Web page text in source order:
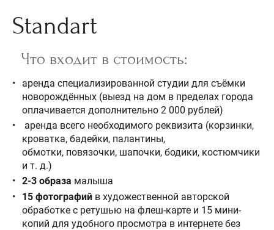
Standart
Что входит в стоимость:
аренда специализированной студии для съёмки
новорождённых (выезд на дом в пределах города
оплачивается дополнительно 2 000 рублей)
аренда всего необходимого реквизита (корзинки,
кроватка, бадейки, палантины,
обмотки, повязочки, шапочки, бодики, костюмчики
и т. д.)
2-3 образа малыша
15 фотографий в художественной авторской
обработке с ретушью на флеш-карте и 15 мини-
копий для удобного просмотра в интернете без